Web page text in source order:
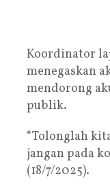
Koordinator
menegaskan
mendorong
publik.
“Tolonglah
jangan pada
(18/7/2025).